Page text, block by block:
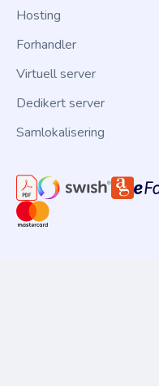
Hosting
Forhandler
Virtuell server
Dedikert server
Samlokalisering